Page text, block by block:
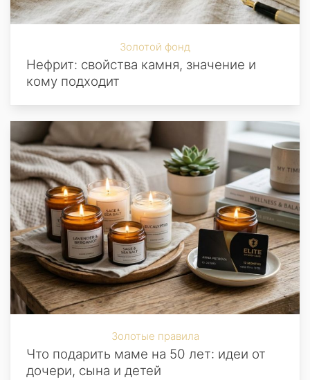
Золотой фонд
Нефрит: свойства камня, значение и
кому подходит
Золотые правила
Что подарить маме на 50 лет: идеи от
дочери, сына и детей